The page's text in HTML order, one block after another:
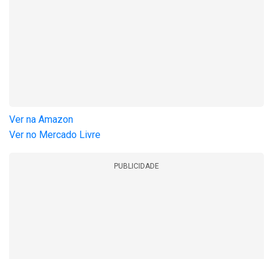
Ver na Amazon
Ver no Mercado Livre
PUBLICIDADE